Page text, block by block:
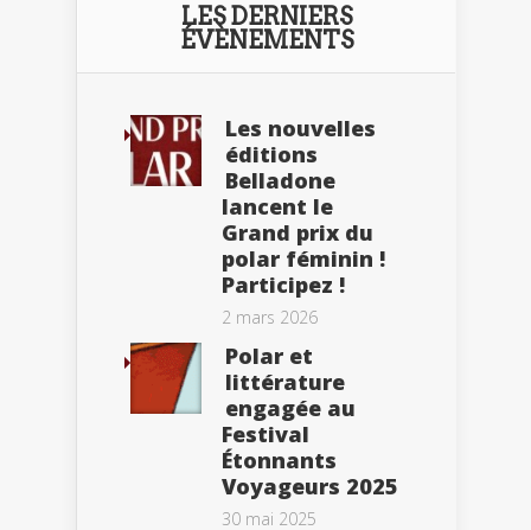
LES DERNIERS
ÉVÈNEMENTS
Les nouvelles
éditions
Belladone
lancent le
Grand prix du
polar féminin !
Participez !
2 mars 2026
Polar et
littérature
engagée au
Festival
Étonnants
Voyageurs 2025
30 mai 2025